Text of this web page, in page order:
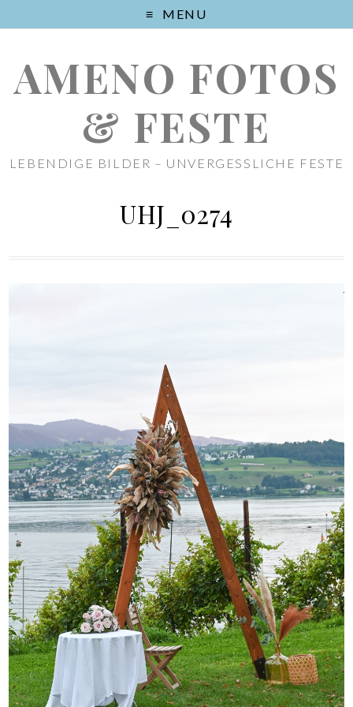
MENU
AMENO FOTOS
& FESTE
LEBENDIGE BILDER – UNVERGESSLICHE FESTE
UHJ_0274